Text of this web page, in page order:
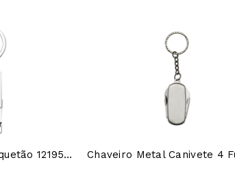
Chaveiro Metal Mosquetão 12195AG